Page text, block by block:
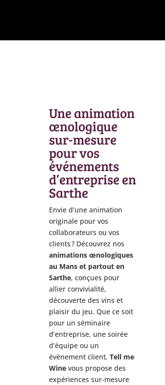
Une animation
œnologique
sur-mesure
pour vos
événements
d’entreprise en
Sarthe
Envie d’une animation
originale pour vos
collaborateurs ou vos
clients ? Découvrez nos
animations œnologiques
au Mans et partout en
Sarthe, conçues pour
allier convivialité,
découverte des vins et
plaisir du jeu. Que ce soit
pour un séminaire
d’entreprise, une soirée
d’équipe ou un
événement client,Tell me
Wine vous propose des
expériences sur-mesure